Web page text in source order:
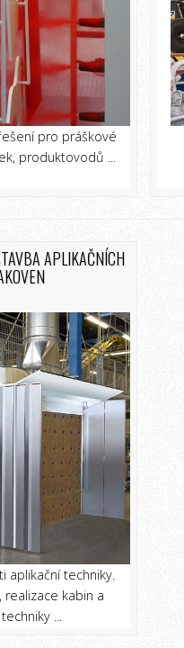
pro práškové
produktovodů ...
APLIKAČNÍCH
aplikační techniky.
realizace kabin a
...